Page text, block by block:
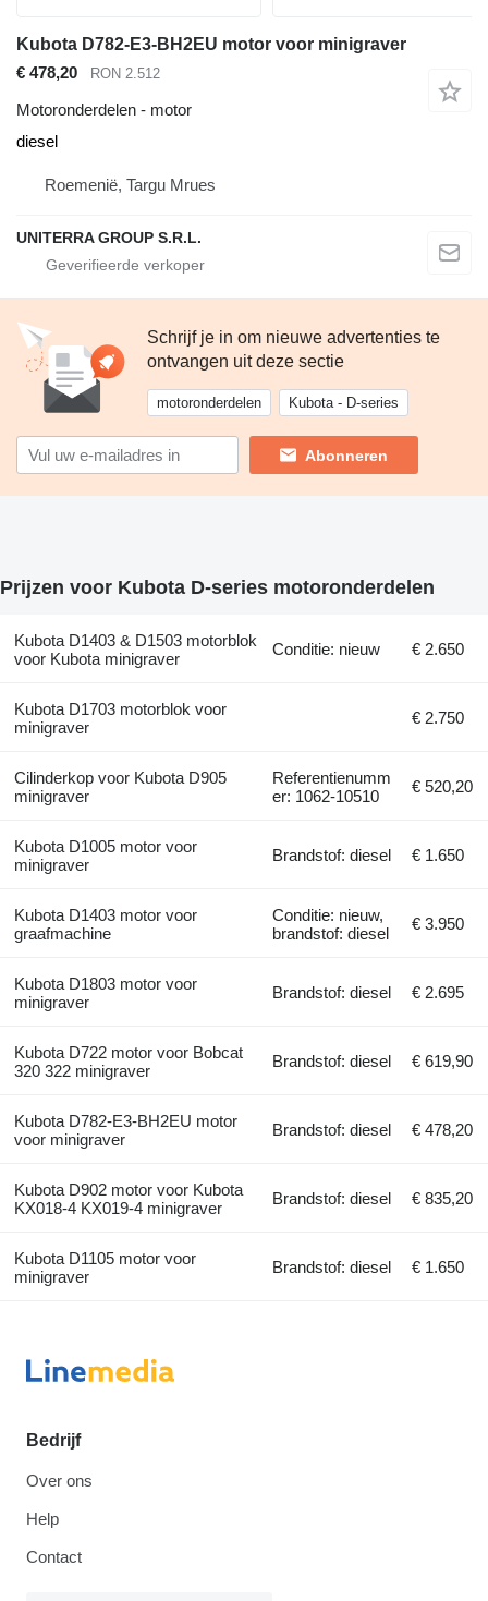
Kubota D782-E3-BH2EU motor voor minigraver
€ 478,20
RON 2.512
Motoronderdelen - motor
diesel
Roemenië, Targu Mrues
UNITERRA GROUP S.R.L.
Schrijf je in om nieuwe advertenties te
ontvangen uit deze sectie
motoronderdelen Kubota - D-series
Abonneren
Prijzen voor Kubota D-series motoronderdelen
Kubota D1403 & D1503 motorblok
voor Kubota minigraver
Conditie: nieuw € 2.650
Kubota D1703 motorblok voor
minigraver
€ 2.750
Cilinderkop voor Kubota D905
minigraver
Referentienumm
er: 1062-10510
€ 520,20
Kubota D1005 motor voor
minigraver
Brandstof: diesel € 1.650
Kubota D1403 motor voor
graafmachine
Conditie: nieuw,
brandstof: diesel
€ 3.950
Kubota D1803 motor voor
minigraver
Brandstof: diesel € 2.695
Kubota D722 motor voor Bobcat
320 322 minigraver
Brandstof: diesel € 619,90
Kubota D782-E3-BH2EU motor
voor minigraver
Brandstof: diesel € 478,20
Kubota D902 motor voor Kubota
KX018-4 KX019-4 minigraver
Brandstof: diesel € 835,20
Kubota D1105 motor voor
minigraver
Brandstof: diesel € 1.650
Bedrijf
Over ons
Help
Contact